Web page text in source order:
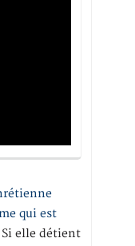
qui est
Si elle détient